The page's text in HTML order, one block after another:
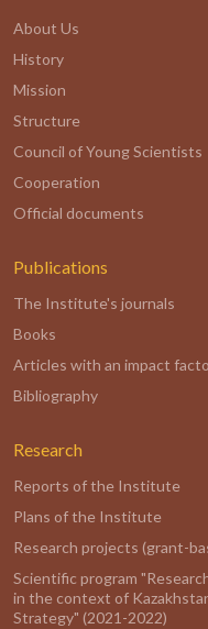
About Us
History
Mission
Structure
Council of Young Scientists
Cooperation
Official documents
Publications
The Institute's journals
Books
Articles with an impact
Bibliography
Research
Reports of the Institute
Plans of the Institute
Research projects (grant-
Scientific program
in the context of
Strategy" (2021-2022)